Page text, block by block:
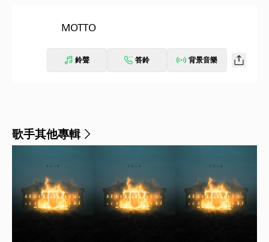
MOTTO
鈴聲 答鈴 背景音樂
歌手其他專輯